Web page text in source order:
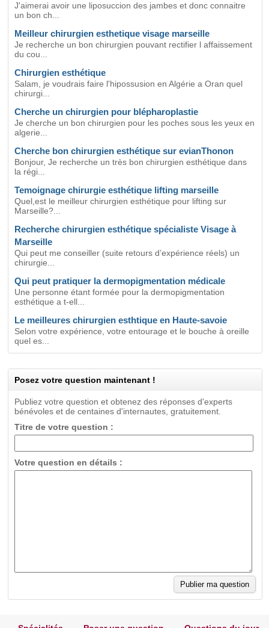
J'aimerai avoir une liposuccion des jambes et donc connaitre
un bon ch...
Meilleur chirurgien esthetique visage marseille
Je recherche un bon chirurgien pouvant rectifier l affaissement
du cou...
Chirurgien esthétique
Salam, je voudrais faire l'hipossusion en Algérie a Oran quel
chirurgi...
Cherche un chirurgien pour blépharoplastie
Je cherche un bon chirurgien pour les poches sous les yeux en
algerie...
Cherche bon chirurgien esthétique sur evianThonon
Bonjour, Je recherche un très bon chirurgien esthétique dans
la régi...
Temoignage chirurgie esthétique lifting marseille
Quel,est le meilleur chirurgien esthétique pour lifting sur
Marseille?...
Recherche chirurgien esthétique spécialiste Visage à
Marseille
Qui peut me conseiller (suite retours d’expérience réels) un
chirurgie...
Qui peut pratiquer la dermopigmentation médicale
Une personne étant formée pour la dermopigmentation
esthétique a t-ell...
Le meilleures chirurgien esthtique en Haute-savoie
Selon votre expérience, votre entourage et le bouche à oreille
quel es...
Posez votre question maintenant !
Publiez votre question et obtenez des réponses d'experts
bénévoles et de centaines d'internautes, gratuitement.
Titre de votre question :
Votre question en détails :